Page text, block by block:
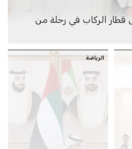
قطار الركاب في رحلة من
الرياضة